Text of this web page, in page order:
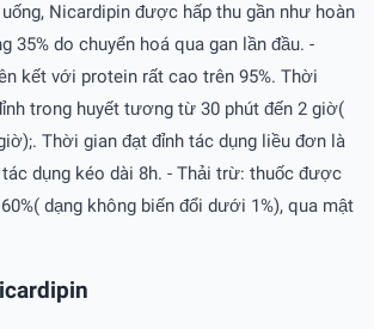
Nicardipin được hấp thu gần như hoàn
35% do chuyển hoá qua gan lần đầu. -
kết với protein rất cao trên 95%. Thời
trong huyết tương từ 30 phút đến 2 giờ(
Thời gian đạt đỉnh tác dụng liều đơn là
dụng kéo dài 8h. - Thải trừ: thuốc được
dạng không biến đổi dưới 1%), qua mật